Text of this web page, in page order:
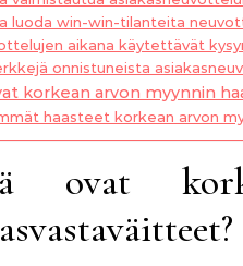
luoda win-win-tilanteita
aikana käytettävät
onnistuneista
korkean arvon myynnin
haasteet korkean arvon
ovat